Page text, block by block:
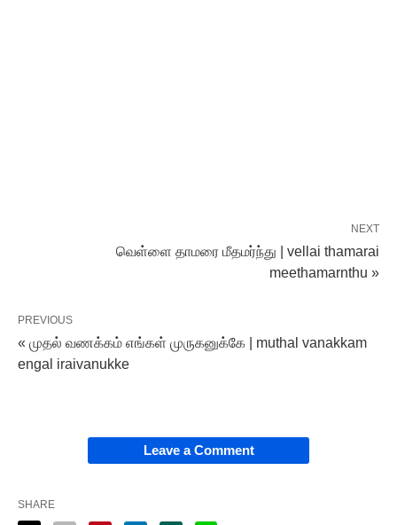
NEXT
வெள்ளை தாமரை மீதமர்ந்து | vellai thamarai
meethamarnthu »
PREVIOUS
« முதல் வணக்கம் எங்கள் முருகனுக்கே | muthal vanakkam
engal iraivanukke
Leave a Comment
SHARE